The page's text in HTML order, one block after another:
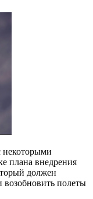
некоторыми
плана внедрения
должен
возобновить полеты